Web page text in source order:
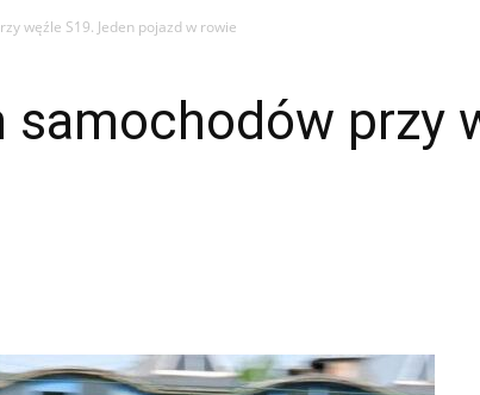
węźle S19. Jeden pojazd w rowie
przy